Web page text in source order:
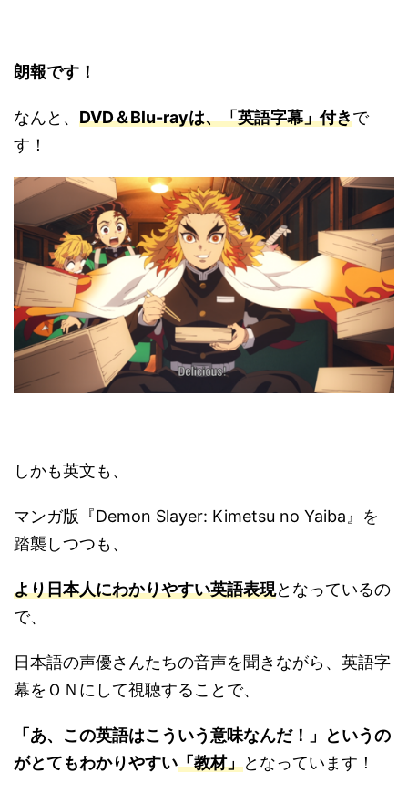
朗報です！
なんと、 DVD＆Blu-rayは、「英語字幕」付きで
す！
しかも英文も、
マンガ版『Demon Slayer: Kimetsu no Yaiba』を
踏襲しつつも、
より日本人にわかりやすい英語表現となっているの
で、
日本語の声優さんたちの音声を聞きながら、英語字
幕をＯＮにして視聴することで、
「あ、この英語はこういう意味なんだ！」というの
がとてもわかりやすい「教材」となっています！